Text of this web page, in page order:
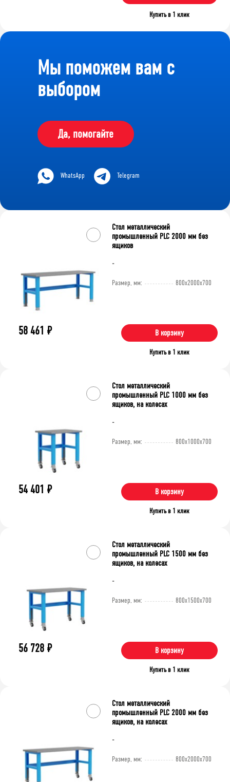
Купить в 1 клик
Мы поможем вам с
выбором
Да, помогайте
WhatsApp Telegram
-
Стол металлический
промышленный PLC 2000 мм без
ящиков
Размер, мм: 800x2000x700
58 461 ₽ В корзину
Купить в 1 клик
-
Стол металлический
промышленный PLC 1000 мм без
ящиков, на колесах
Размер, мм: 800x1000x700
54 401 ₽ В корзину
Купить в 1 клик
-
Стол металлический
промышленный PLC 1500 мм без
ящиков, на колесах
Размер, мм: 800x1500x700
56 728 ₽ В корзину
Купить в 1 клик
-
Стол металлический
промышленный PLC 2000 мм без
ящиков, на колесах
Размер, мм: 800x2000x700